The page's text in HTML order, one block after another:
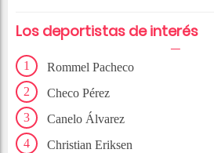
Los deportistas de interés
Rommel Pacheco
Checo Pérez
Canelo Álvarez
Christian Eriksen